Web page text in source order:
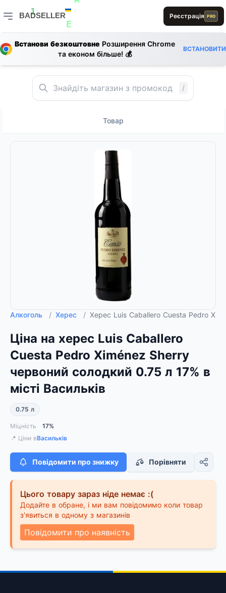
E
E
1
1
E
S
A
BADSELLER
BADSELLER — порівняння цін і знижки
Реєстрація PRO
Встанови безкоштовне Розширення Chrome
та економ більше! 💰
ВСТАНОВИТИ
/
Товар
Алкоголь / Херес / Херес Luis Caballero Cuesta Pedro
Ціна на херес Luis Caballero
Cuesta Pedro Ximénez Sherry
червоний солодкий 0.75 л 17% в
місті Васильків
0.75 л
Міцність
17%
📍 Ціни вВасильків
Повідомити про знижку Порівняти
Цього товару зараз ніде немає :(
Додайте в обране, і ми вам повідомимо коли товар
з'явиться в одному з магазинів
Повідомити про наявність